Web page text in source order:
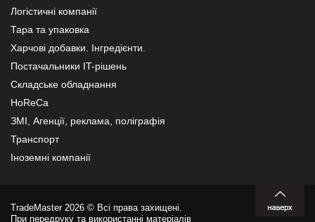
Логістичні компанії
Тара та упаковка
Харчові добавки. Інгредієнти.
Постачальники IT-рішень
Складське обладнання
HoReCa
ЗМІ, Агенції, реклама, поліграфія
Транспорт
Іноземні компанії
TradeMaster 2026 © Всі права захищені.
При передруку та використанні матеріалів